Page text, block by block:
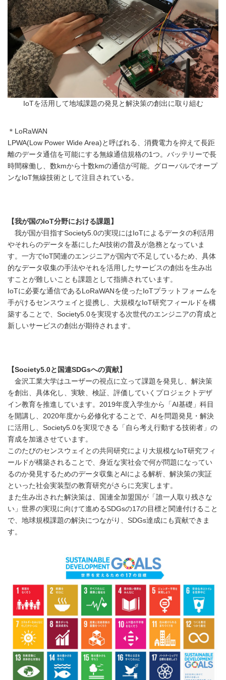
IoTを活用して地域課題の発見と解決策の創出に取り組む
＊LoRaWAN
LPWA(Low Power Wide Area)と呼ばれる、消費電力を抑えて長距
離のデータ通信を可能にする無線通信規格の1つ。バッテリーで長
時間稼働し、数kmから十数kmの通信が可能。グローバルでオープ
ンなIoT無線技術として注目されている。
【我が国のIoT分野における課題】
我が国が目指すSociety5.0の実現にはIoTによるデータの利活用
やそれらのデータを基にしたAI技術の普及が急務となっていま
す。一方でIoT関連のエンジニアが国内で不足しているため、具体
的なデータ収集の手法やそれを活用したサービスの創出を生み出
すことが難しいことも課題として指摘されています。
IoTに必要な通信であるLoRaWANを使ったIoTプラットフォームを
手がけるセンスウェイと提携し、大規模なIoT研究フィールドを構
築することで、Society5.0を実現する次世代のエンジニアの育成と
新しいサービスの創出が期待されます。
【Society5.0と国連SDGsへの貢献】
金沢工業大学はユーザーの視点に立って課題を発見し、解決策
を創出、具体化し、実験、検証、評価していくプロジェクトデザ
イン教育を推進しています。2019年度入学生から「AI基礎」科目
を開講し、2020年度から必修化することで、AIを問題発見・解決
に活用し、Society5.0を実現できる「自ら考え行動する技術者」の
育成を加速させています。
このたびのセンスウェイとの共同研究により大規模なIoT研究フィ
ールドが構築されることで、身近な実社会で何が問題になってい
るのか発見するためのデータ収集とAIによる解析、解決策の実証
といった社会実装型の教育研究がさらに充実します。
また生み出された解決策は、国連全加盟国が「誰一人取り残さな
い」世界の実現に向けて進めるSDGsの17の目標と関連付けること
で、地球規模課題の解決につながり、SDGs達成にも貢献できま
す。